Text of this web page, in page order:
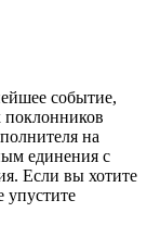
событие,
поклонников
на
единения с
Если вы хотите
упустите